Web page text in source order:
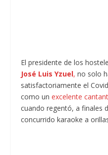
El presidente de los
José Luis Yzuel, no solo
satisfactoriamente el
como unexcelente
cuando regentó, a finales
concurrido karaoke a